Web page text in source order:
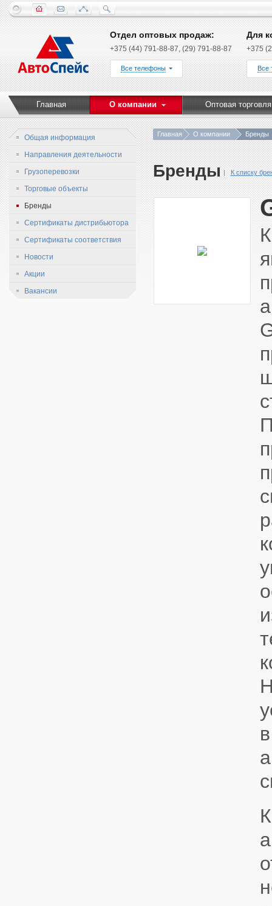
Отдел оптовых продаж:
+375 (44) 791-88-87, (29) 791-88-87
Все телефоны
Для
+375
Все
Главная О компании Оптовая торговля
Общая информация
Направления деятельности
Грузоперевозки
Торговые объекты
Бренды
Сертификаты дистрибьютора
Сертификаты соответствия
Новости
Акции
Вакансии
Главная О компании Бренды
Бренды К списку